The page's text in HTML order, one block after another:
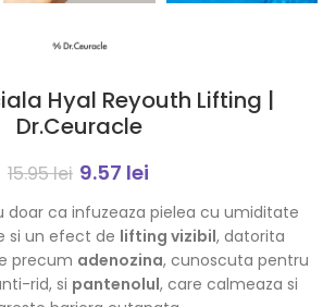
Hyal Reyouth Lifting |
Dr.Ceuracle
15.95lei 9.57 lei
doar ca infuzeaza pielea cu umiditate
si un efect de lifting vizibil, datorita
precum adenozina, cunoscuta pentru
rid, si pantenolul, care calmeaza si